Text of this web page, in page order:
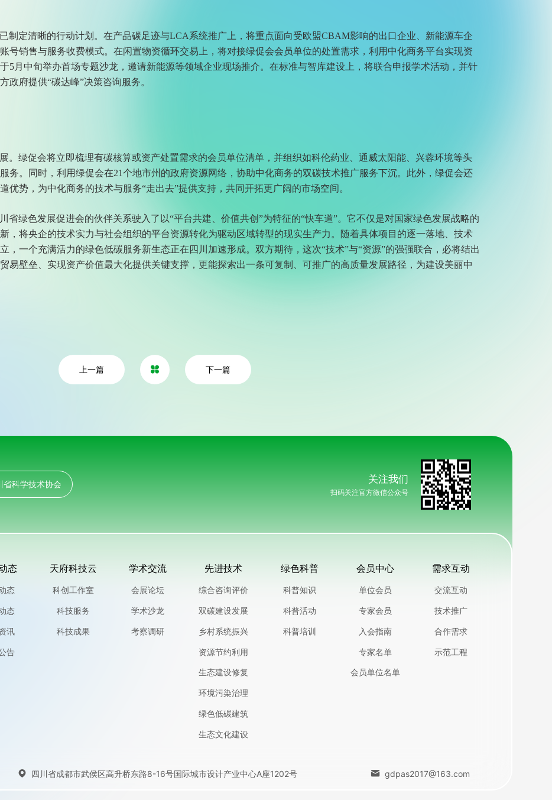
制定清晰的行动计划。在产品碳足迹与LCA系统推广上，将重点面向受欧盟CBAM影响的出口企业、新能源车企
号销售与服务收费模式。在闲置物资循环交易上，将对接绿促会会员单位的处置需求，利用中化商务平台实现资
5月中旬举办首场专题沙龙，邀请新能源等领域企业现场推介。在标准与智库建设上，将联合申报学术活动，并针
政府提供“碳达峰”决策咨询服务。
。绿促会将立即梳理有碳核算或资产处置需求的会员单位清单，并组织如科伦药业、通威太阳能、兴蓉环境等头
务。同时，利用绿促会在21个地市州的政府资源网络，协助中化商务的双碳技术推广服务下沉。此外，绿促会还
优势，为中化商务的技术与服务“走出去”提供支持，共同开拓更广阔的市场空间。
省绿色发展促进会的伙伴关系驶入了以“平台共建、价值共创”为特征的“快车道”。它不仅是对国家绿色发展战略的
，将央企的技术实力与社会组织的平台资源转化为驱动区域转型的现实生产力。随着具体项目的逐一落地、技术
，一个充满活力的绿色低碳服务新生态正在四川加速形成。双方期待，这次“技术”与“资源”的强强联合，必将结出
易壁垒、实现资产价值最大化提供关键支撑，更能探索出一条可复制、可推广的高质量发展路径，为建设美丽中
上一篇  下一篇
省科学技术协会 关注我们
扫码关注官方微信公众号
态
态
态
讯
告
天府科技云
科创工作室
科技服务
科技成果
学术交流
会展论坛
学术沙龙
考察调研
先进技术
综合咨询评价
双碳建设发展
乡村系统振兴
资源节约利用
生态建设修复
环境污染治理
绿色低碳建筑
生态文化建设
绿色科普
科普知识
科普活动
科普培训
会员中心
单位会员
专家会员
入会指南
专家名单
会员单位名单
需求互动
交流互动
技术推广
合作需求
示范工程
 四川省成都市武侯区高升桥东路8-16号国际城市设计产业中心A座1202号  gdpas2017@163.com